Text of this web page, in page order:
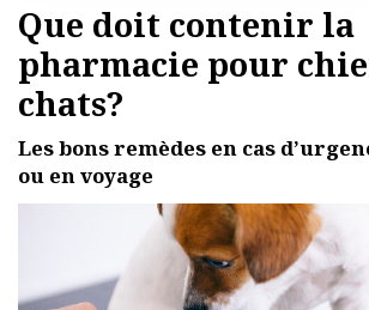
Que doit contenir la
pharmacie pour
chats?
Les bons remèdes en cas
ou en voyage